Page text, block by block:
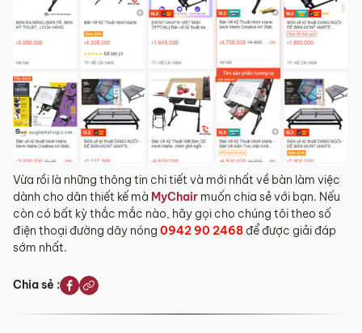
Vừa rồi là những thông tin chi tiết và mới nhất về bàn làm việc
dành cho dân thiết kế mà MyChair muốn chia sẻ với bạn. Nếu
còn có bất kỳ thắc mắc nào, hãy gọi cho chúng tôi theo số
điện thoại đường dây nóng 0942 90 2468 để được giải đáp
sớm nhất.
Chia sẻ :